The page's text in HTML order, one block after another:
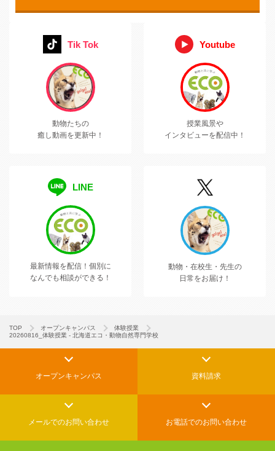
Tik Tok
動物たちの
癒し動画を更新中！
Youtube
授業風景や
インタビューを配信中！
LINE
最新情報を配信！ 個別に
なんでも相談ができる！
動物・在校生・先生の
日常をお届け！
TOP オープンキャンパス
体験授業
20260816_体験授業 - 北海道エコ・動物自然専門学校
オープンキャンパス 資料請求
メールでのお問い合わせ お電話でのお問い合わせ